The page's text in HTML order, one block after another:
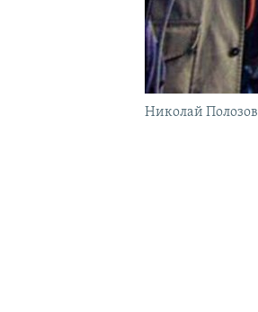
Николай Полозов